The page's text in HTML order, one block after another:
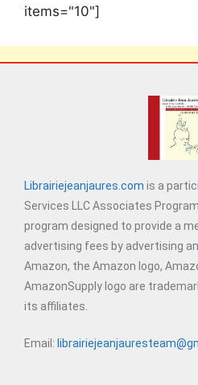
items="10"]
Librairiejeanjaures.com is a
Services LLC Associates
program designed to provide a
advertising fees by advertising
Amazon, the Amazon logo,
AmazonSupply logo are
its affiliates.
Email: